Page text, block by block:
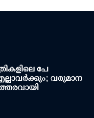
പേ
വരുമാന